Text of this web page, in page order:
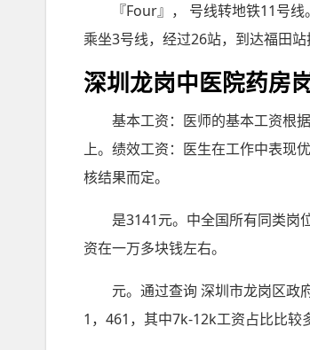
『Four』， 号线转地铁11号
乘坐3号线，经过26站，到达福田站
深圳龙岗中医院药房
基本工资：医师的基本工资根
上。绩效工资：医生在工作中表现
核结果而定。
是3141元。中全国所有同类岗
资在一万多块钱左右。
元。通过查询 深圳市龙岗区政
1，461，其中7k-12k工资占比比较